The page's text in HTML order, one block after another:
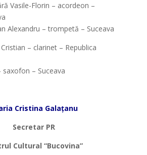
Vasile-Florin – acordeon –
Alexandru – trompetă – Suceava
– clarinet – Republica
saxofon – Suceava
Cristina Galațanu
Secretar PR
Cultural “Bucovina”